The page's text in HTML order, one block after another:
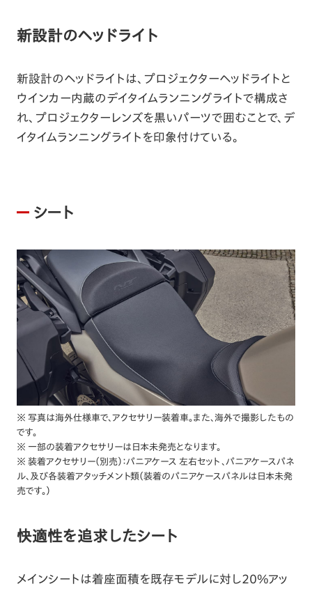
新設計のヘッドライト
新設計のヘッドライトは、プロジェクターヘッドライトと
ウインカー内蔵のデイタイムランニングライトで構成さ
れ、プロジェクターレンズを黒いパーツで囲むことで、デ
イタイムランニングライトを印象付けている。
シート
※ 写真は海外仕様車で、アクセサリー装着車。また、海外で撮影したもの
です。
※ 一部の装着アクセサリーは日本未発売となります。
※ 装着アクセサリー（別売）：パニアケース 左右セット 、パニアケースパネ
ル、及び各装着アタッチメント類（装着のパニアケースパネルは日本未発
売です。）
快適性を追求したシート
メインシートは着座面積を既存モデルに対し20％アッ